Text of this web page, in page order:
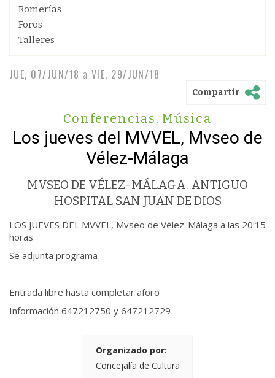
Romerías
Foros
Talleres
JUE, 07/JUN/18 a VIE, 29/JUN/18
Compartir
Conferencias, Música
Los jueves del MVVEL, Mvseo de
Vélez-Málaga
MVSEO DE VÉLEZ-MÁLAGA. ANTIGUO
HOSPITAL SAN JUAN DE DIOS
LOS JUEVES DEL MVVEL, Mvseo de Vélez-Málaga a las 20:15
horas
Se adjunta programa
Entrada libre hasta completar aforo
Información 647212750 y 647212729
Organizado por:
Concejalía de Cultura